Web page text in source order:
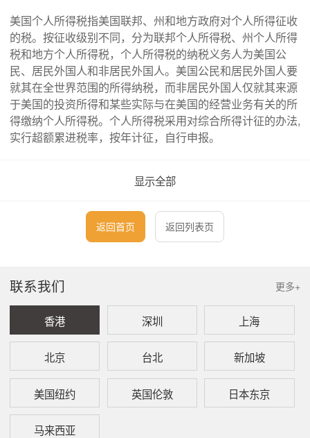
美国个人所得税指美国联邦、州和地方政府对个人所得征收
的税。按征收级别不同，分为联邦个人所得税、州个人所得
税和地方个人所得税，个人所得税的纳税义务人为美国公
民、居民外国人和非居民外国人。美国公民和居民外国人要
就其在全世界范围的所得纳税，而非居民外国人仅就其来源
于美国的投资所得和某些实际与在美国的经营业务有关的所
得缴纳个人所得税。个人所得税采用对综合所得计征的办法,
实行超额累进税率，按年计征，自行申报。
自外国信托、外国银行和证券账户的收入。如果其外国金融
账户的总价值在纳税年内的任何时间超过10,000美元，则必
法案》（FATCA）进行申报。
美国消费税/销售税
美国销售税/消费税是美国州和地方政府对部份商品和劳务按
其销售价格征收的税。商品销售方或服务提供商先向消费者
征收销售税，然后在规定的时间（通常是每月，每季度或每
年）向州和地方税务机关进行申报缴纳。美国联邦政府并不
征收销售税，而不同的州和地方政府均有不同的销售税规
显示全部
返回首页 返回列表页
更多+
联系我们
香港 深圳 上海
北京 台北 新加坡
美国纽约 英国伦敦 日本东京
马来西亚